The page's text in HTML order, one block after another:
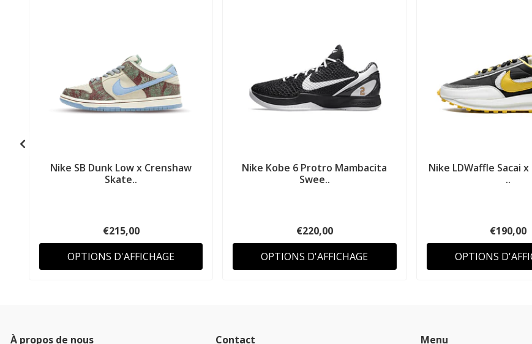
Nike SB Dunk Low x Crenshaw
Skate..
€215,00
OPTIONS D'AFFICHAGE
Nike Kobe 6 Protro Mambacita
Swee..
€220,00
OPTIONS D'AFFICHAGE
Nike LDWaffle Sacai
..
€190,00
OPTIONS
À propos de nous Contact Menu